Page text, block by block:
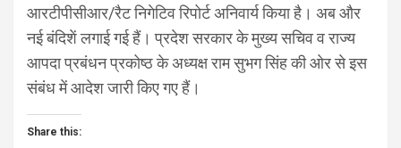
आरटीपीसीआर/रैट निगेटिव रिपोर्ट अनिवार्य किया है। अब और
नई बंदिशें लगाई गई हैं। प्रदेश सरकार के मुख्य सचिव व राज्य
आपदा प्रबंधन प्रकोष्ठ के अध्यक्ष राम सुभग सिंह की ओर से इस
संबंध में आदेश जारी किए गए हैं।
Share this: